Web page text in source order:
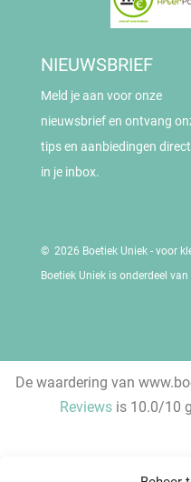
NIEUWSBRIEF
Meld je aan voor onze
nieuwsbrief en ontvang
tips en aanbiedingen direct
in je inbox.
© 2026 Boetiek Uniek - voor
Boetiek Uniek is onderdeel
De waardering van
Reviews is 10.0/10